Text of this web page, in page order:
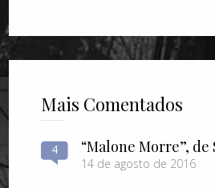
Mais Comentados
4 “Malone Morre”,
14 de agosto de 2016